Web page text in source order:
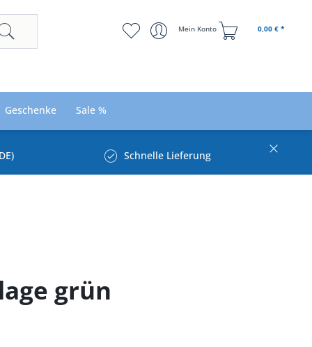
Mein Konto 0,00 € *
Geschenke Sale %
Schnelle Lieferung
grün